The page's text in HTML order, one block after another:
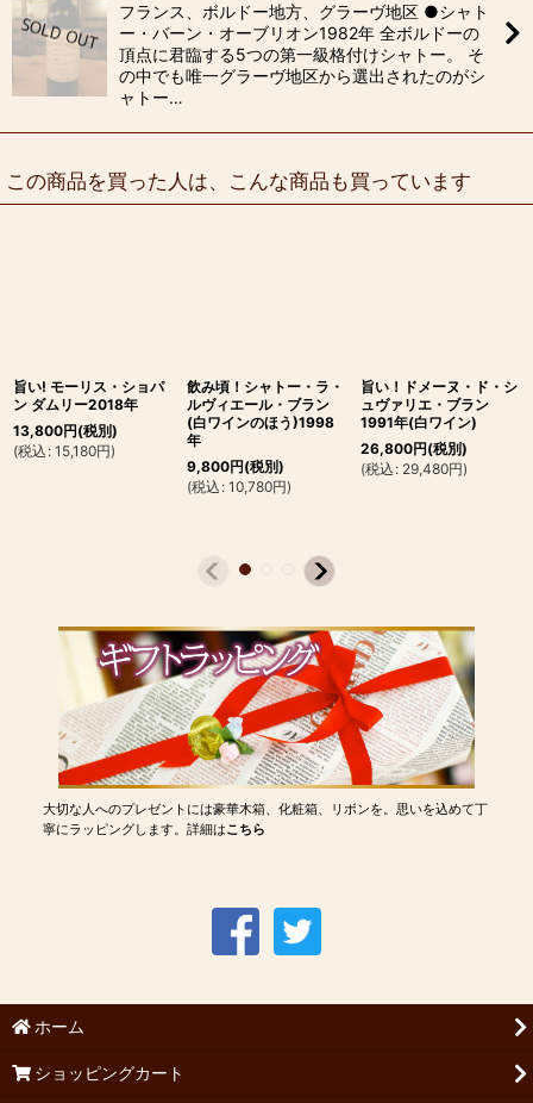
フランス、ボルドー地方、グラーヴ地区 ●シャト
ー・バーン・オーブリオン1982年 全ボルドーの
頂点に君臨する5つの第一級格付けシャトー。 そ
の中でも唯一グラーヴ地区から選出されたのがシ
ャトー…
この商品を買った人は、こんな商品も買っています
旨い! モーリス・ショパ
ン ダムリー2018年
13,800円(税別)
(税込 : 15,180円)
飲み頃！シャトー・ラ・
ルヴィエール・ブラン
(白ワインのほう)1998
年
9,800円(税別)
(税込 : 10,780円)
旨い！ドメーヌ・ド・シ
ュヴァリエ・ブラン
1991年(白ワイン)
26,800円(税別)
(税込 : 29,480円)
大切な人へのプレゼントには豪華木箱、化粧箱、リボンを。思いを込めて丁
寧にラッピングします。詳細はこちら
ホーム
ショッピングカート